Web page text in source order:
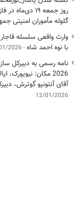
روز جمعه ۱۹
گلوله مأموران امنیتی
وارث واقعی سلسله
با نوه احمد شاه 2026
2026 مکان:
آقای آنتونیو گوترش،
12/01/2026